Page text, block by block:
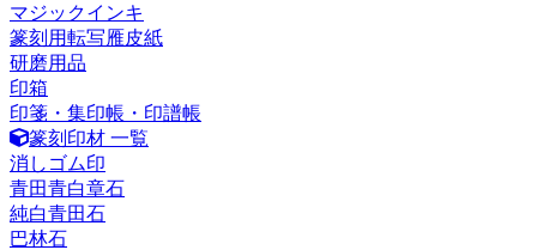
マジックインキ
篆刻用転写雁皮紙
研磨用品
印箱
印箋・集印帳・印譜帳
篆刻印材 一覧
消しゴム印
青田青白章石
純白青田石
巴林石